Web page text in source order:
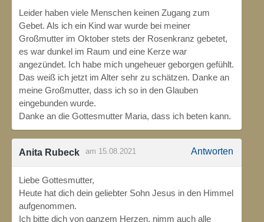
Leider haben viele Menschen keinen Zugang zum
Gebet. Als ich ein Kind war wurde bei meiner
Großmutter im Oktober stets der Rosenkranz gebetet,
es war dunkel im Raum und eine Kerze war
angezündet. Ich habe mich ungeheuer geborgen gefühlt.
Das weiß ich jetzt im Alter sehr zu schätzen. Danke an
meine Großmutter, dass ich so in den Glauben
eingebunden wurde.
Danke an die Gottesmutter Maria, dass ich beten kann.
Anita Rubeck am 15.08.2021 Antworten
Liebe Gottesmutter,
Heute hat dich dein geliebter Sohn Jesus in den Himmel
aufgenommen.
Ich bitte dich von ganzem Herzen, nimm auch alle